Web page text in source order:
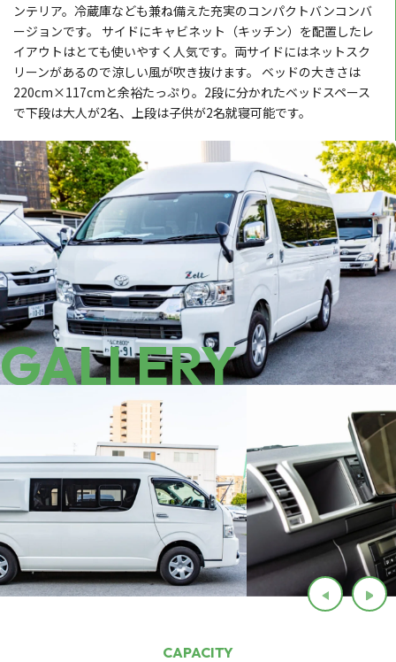
ンテリア。冷蔵庫なども兼ね備えた充実のコンパクトバンコンバ
ージョンです。 サイドにキャビネット（キッチン）を配置したレ
イアウトはとても使いやすく人気です。両サイドにはネットスク
リーンがあるので涼しい風が吹き抜けます。 ベッドの大きさは
220cm×117cmと余裕たっぷり。2段に分かれたベッドスペース
で下段は大人が2名、上段は子供が2名就寝可能です。
GALLERY
CAPACITY